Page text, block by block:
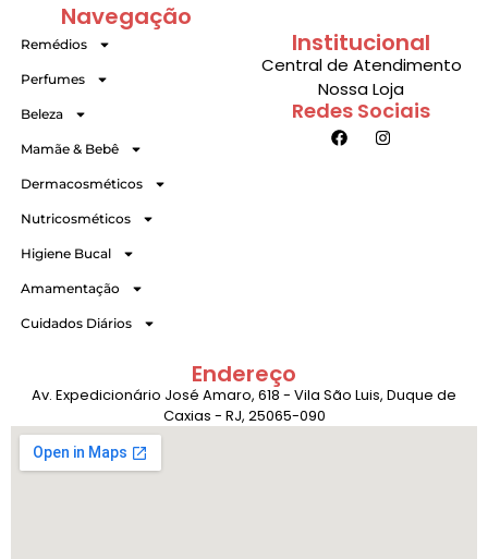
Institucional
Central de Atendimento
Nossa Loja
Redes Sociais
Navegação
Remédios
Perfumes
Beleza
Mamãe & Bebê
Dermacosméticos
Nutricosméticos
Higiene Bucal
Amamentação
Cuidados Diários
Endereço
Av. Expedicionário José Amaro, 618 - Vila São Luis, Duque de
Caxias - RJ, 25065-090